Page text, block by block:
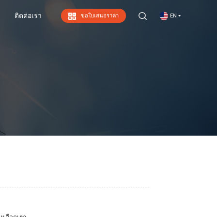
EN
ขอใบเสนอราคา
ติดต่อเรา